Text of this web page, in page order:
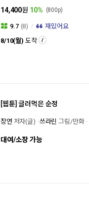
14,400원 10% (800p)
9.7 (8)
재밌어요
8/10(월) 도착
[웹툰] 글러먹은 순정
장연 저자(글) 쓰라린 그림/만화
대여/소장 가능